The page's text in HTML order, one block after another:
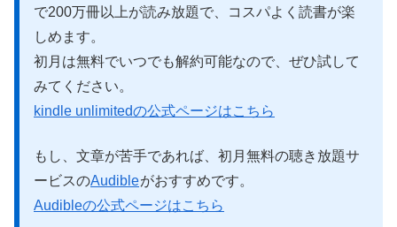
で200万冊以上が読み放題で、コスパよく読書が楽
しめます。
初月は無料でいつでも解約可能なので、ぜひ試して
みてください。
kindle unlimitedの公式ページはこちら
もし、文章が苦手であれば、初月無料の聴き放題サ
ービスのAudibleがおすすめです。
Audibleの公式ページはこちら